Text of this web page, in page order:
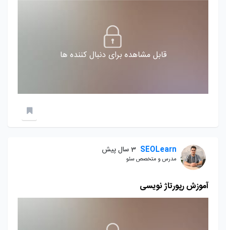
قابل مشاهده برای دنبال کننده ها
SEOLearn 3 سال پیش
مدرس و متخصص سئو
آموزش رپورتاژ نویسی